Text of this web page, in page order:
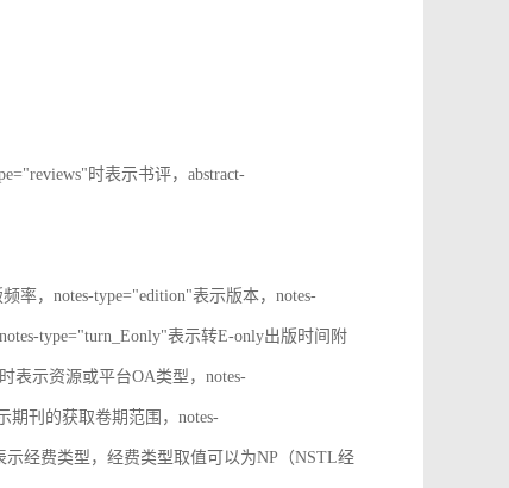
时表示书评，abstract-
率，notes-type="edition"表示版本，notes-
type="turn_Eonly"表示转E-only出版时间附
表示资源或平台OA类型，notes-
期刊的获取卷期范围，notes-
示经费类型，经费类型取值可以为NP（NSTL经